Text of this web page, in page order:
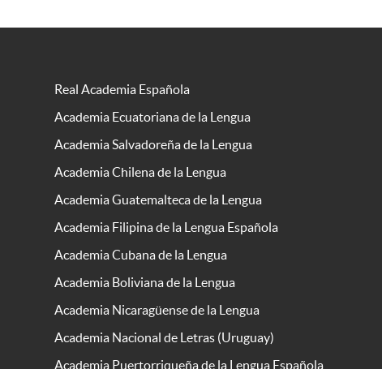
Real Academia Española
Academia Ecuatoriana de la Lengua
Academia Salvadoreña de la Lengua
Academia Chilena de la Lengua
Academia Guatemalteca de la Lengua
Academia Filipina de la Lengua Española
Academia Cubana de la Lengua
Academia Boliviana de la Lengua
Academia Nicaragüense de la Lengua
Academia Nacional de Letras (Uruguay)
Academia Puertorriqueña de la Lengua Española